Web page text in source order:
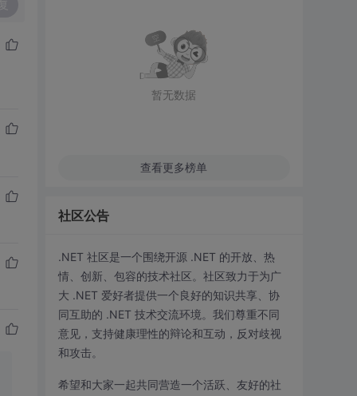
暂无数据
查看更多榜单
社区公告
.NET 社区是一个围绕开源 .NET 的开放、热
情、创新、包容的技术社区。社区致力于为广
大 .NET 爱好者提供一个良好的知识共享、协
同互助的 .NET 技术交流环境。我们尊重不同
意见，支持健康理性的辩论和互动，反对歧视
和攻击。
希望和大家一起共同营造一个活跃、友好的社